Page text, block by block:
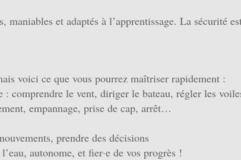
maniables et adaptés à l’apprentissage. La sécurité
voici ce que vous pourrez maîtriser rapidement :
: comprendre le vent, diriger le bateau, régler les
empannage, prise de cap, arrêt…
prendre des décisions
autonome, et fier·e de vos progrès !